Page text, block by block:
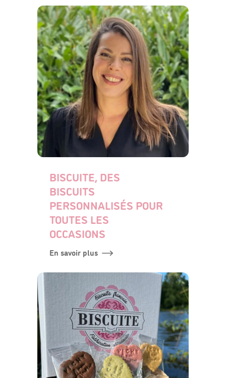
BISCUITE, DES
BISCUITS
PERSONNALISÉS POUR
TOUTES LES
OCCASIONS
En savoir plus